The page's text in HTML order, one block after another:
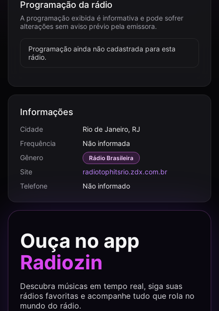
Programação da rádio
A programação exibida é informativa e pode sofrer
alterações sem aviso prévio pela emissora.
Programação ainda não cadastrada para esta
rádio.
Informações
Cidade
Rio de Janeiro, RJ
Frequência
Não informada
Gênero
Rádio Brasileira
Site
radiotophitsrio.zdx.com.br
Telefone
Não informado
Ouça no app
Radiozin
Descubra músicas em tempo real, siga suas
rádios favoritas e acompanhe tudo que rola no
mundo do rádio.